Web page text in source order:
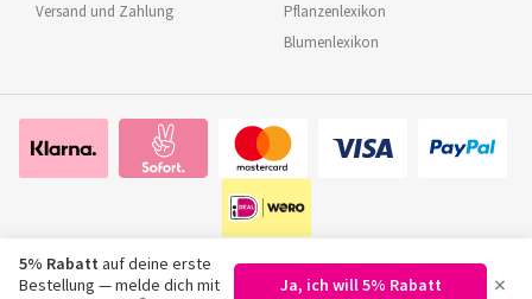
Versand und Zahlung
Pflanzenlexikon
Blumenlexikon
5% Rabatt auf deine erste
Bestellung — melde dich mit
Ja, ich will 5% Rabatt ×